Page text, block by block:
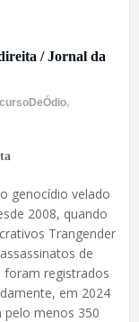
/ Jornal da
,
genocídio velado
2008, quando
Trangender
de
foram registrados
em 2024
pelo menos 350